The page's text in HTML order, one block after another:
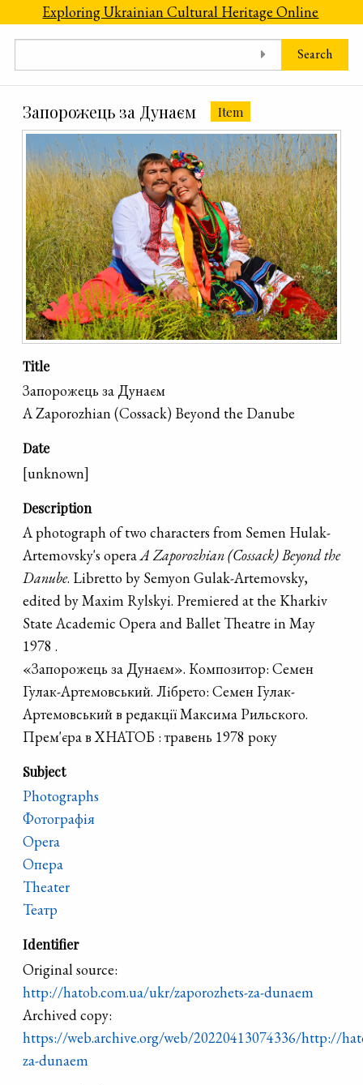
Skip to main content
Exploring Ukrainian Cultural Heritage Online
Search
Запорожець за Дунаєм Item
Title
Запорожець за Дунаєм
A Zaporozhian (Cossack) Beyond the Danube
Date
[unknown]
Description
A photograph of two characters from Semen Hulak-
Artemovsky's operaA Zaporozhian (Cossack) Beyond the
Danube. Libretto by Semyon Gulak-Artemovsky,
edited by Maxim Rylskyi. Premiered at the Kharkiv
State Academic Opera and Ballet Theatre in May
1978 .
«Запорожець за Дунаєм». Композитор: Семен
Гулак-Артемовський. Лібрето: Семен Гулак-
Артемовський в редакції Максима Рильского.
Прем'єра в ХНАТОБ : травень 1978 року
Subject
Photographs
Фотографія
Opera
Опера
Theater
Театр
Identifier
Original source:
http://hatob.com.ua/ukr/zaporozhets-za-dunaem
Archived copy:
https://web.archive.org/web/20220413074336/http://
za-dunaem